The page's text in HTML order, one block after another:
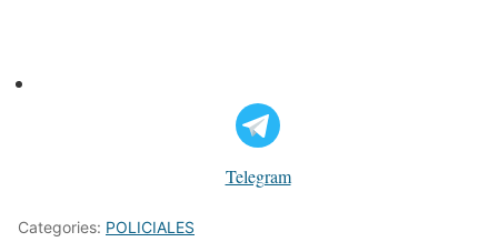
Telegram
Categories: POLICIALES